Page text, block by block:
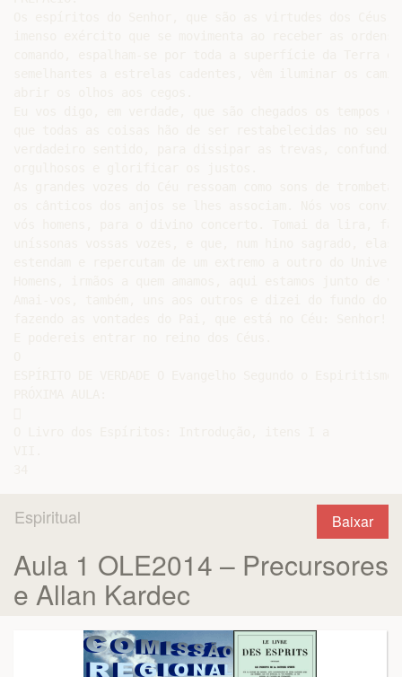
Baixar
Espiritual
Aula 1 OLE2014 – Precursores
e Allan Kardec